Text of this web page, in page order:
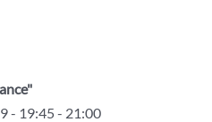
- 19:45 - 21:00